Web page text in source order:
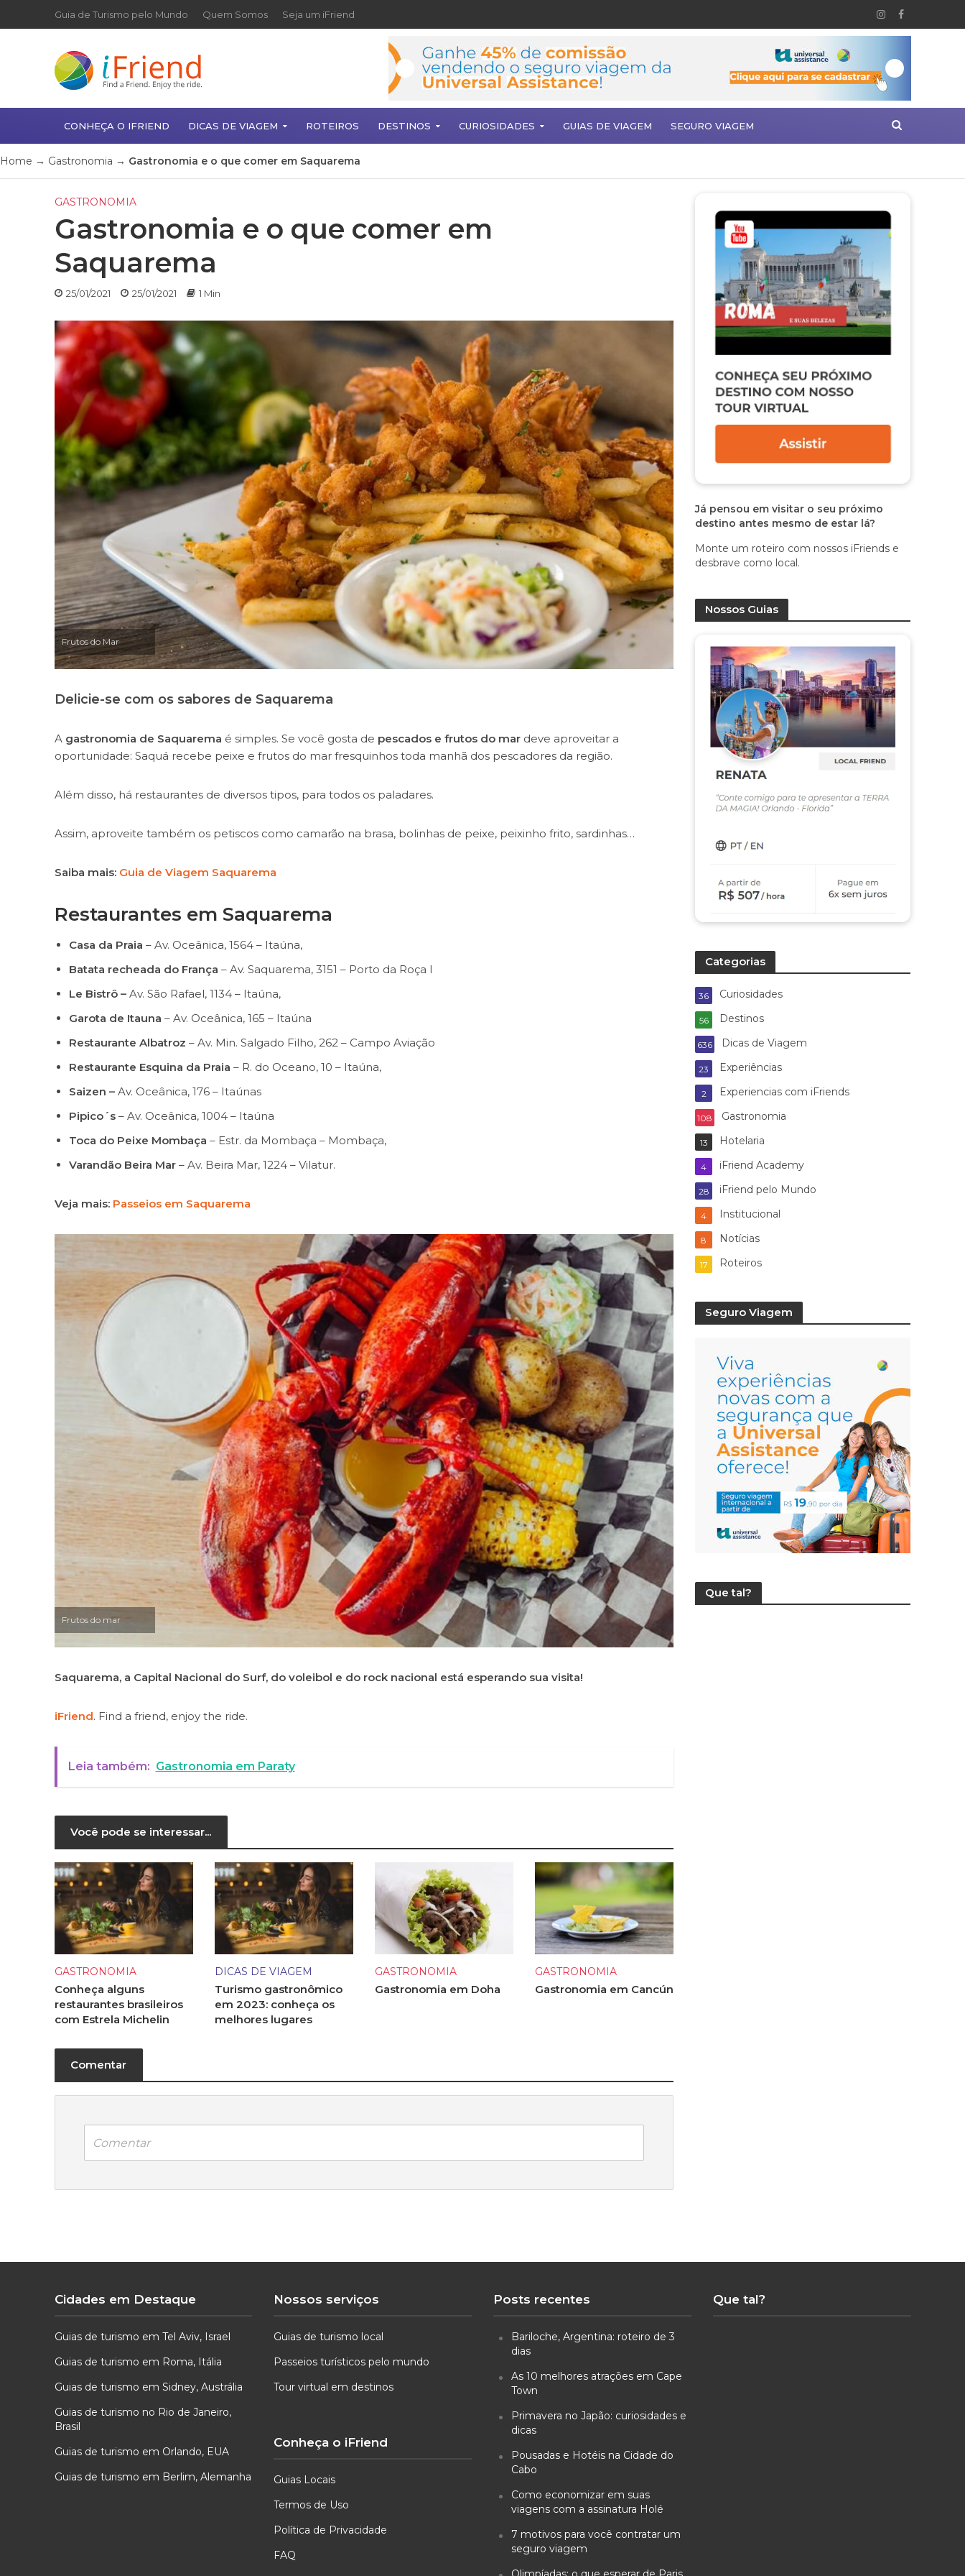
Guia de Turismo pelo Mundo Quem Somos Seja um iFriend
CONHEÇA O IFRIEND DICAS DE VIAGEM ROTEIROS DESTINOS CURIOSIDADES GUIAS DE VIAGEM SEGURO VIAGEM
Home → Gastronomia → Gastronomia e o que comer em Saquarema
GASTRONOMIA
Gastronomia e o que comer em
Saquarema
25/01/2021 25/01/2021 1 Min
Frutos do Mar
Delicie-se com os sabores de Saquarema
A gastronomia de Saquarema é simples. Se você gosta de pescados e frutos do mardeve aproveitar a
oportunidade: Saquá recebe peixe e frutos do mar fresquinhos toda manhã dos pescadores da região.
Além disso, há restaurantes de diversos tipos, para todos os paladares.
Assim, aproveite também os petiscos como camarão na brasa, bolinhas de peixe, peixinho frito, sardinhas…
Saiba mais: Guia de Viagem Saquarema
Restaurantes em Saquarema
Casa da Praia – Av. Oceânica, 1564 – Itaúna,
Batata recheada do França – Av. Saquarema, 3151 – Porto da Roça I
Le Bistrô –Av. São Rafael, 1134 – Itaúna,
Garota de Itauna – Av. Oceânica, 165 – Itaúna
Restaurante Albatroz – Av. Min. Salgado Filho, 262 – Campo Aviação
Restaurante Esquina da Praia – R. do Oceano, 10 – Itaúna,
Saizen –Av. Oceânica, 176 – Itaúnas
Pipico´s– Av. Oceânica, 1004 – Itaúna
Toca do Peixe Mombaça – Estr. da Mombaça – Mombaça,
Varandão Beira Mar– Av. Beira Mar, 1224 – Vilatur.
Veja mais: Passeios em Saquarema
Frutos do mar
Saquarema, a Capital Nacional do Surf, do voleibol e do rock nacional está esperando sua visita!
iFriend. Find a friend, enjoy the ride.
Leia também: Gastronomia em Paraty
Você pode se interessar...
GASTRONOMIA
Conheça alguns
restaurantes brasileiros
com Estrela Michelin
DICAS DE VIAGEM
Turismo gastronômico
em 2023: conheça os
melhores lugares
GASTRONOMIA
Gastronomia em Doha
GASTRONOMIA
Gastronomia em Cancún
Comentar
Comentar
Já pensou em visitar o seu próximo
destino antes mesmo de estar lá?
Monte um roteiro com nossos iFriends e
desbrave como local.
Nossos Guias
Categorias
Curiosidades
36
Destinos
56
Dicas de Viagem
636
Experiências
23
Experiencias com iFriends
2
Gastronomia
108
Hotelaria
13
iFriend Academy
4
iFriend pelo Mundo
28
Institucional
4
Notícias
8
Roteiros
17
Seguro Viagem
Que tal?
Cidades em Destaque
Guias de turismo em Tel Aviv, Israel
Guias de turismo em Roma, Itália
Guias de turismo em Sidney, Austrália
Guias de turismo no Rio de Janeiro,
Brasil
Guias de turismo em Orlando, EUA
Guias de turismo em Berlim, Alemanha
Nossos serviços
Guias de turismo local
Passeios turísticos pelo mundo
Tour virtual em destinos
Conheça o iFriend
Guias Locais
Termos de Uso
Política de Privacidade
FAQ
Posts recentes
Bariloche, Argentina: roteiro de 3
dias
As 10 melhores atrações em Cape
Town
Primavera no Japão: curiosidades e
dicas
Pousadas e Hotéis na Cidade do
Cabo
Como economizar em suas
viagens com a assinatura Holé
7 motivos para você contratar um
seguro viagem
Que tal?